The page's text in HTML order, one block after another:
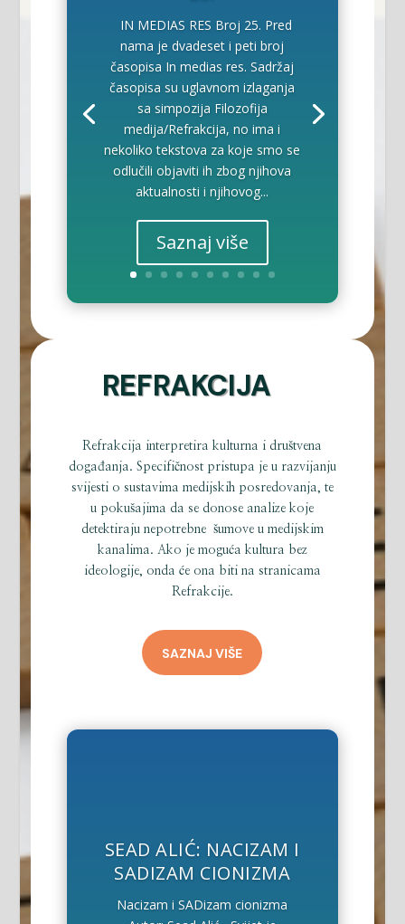
IN MEDIAS RES Broj 25. Pred
nama je dvadeset i peti broj
časopisa In medias res. Sadržaj
časopisa su uglavnom izlaganja
sa simpozija Filozofija
medija/Refrakcija, no ima i
nekoliko tekstova za koje smo se
odlučili objaviti ih zbog njihova
aktualnosti i njihovog...
Saznaj više
REFRAKCIJA
Refrakcija interpretira kulturna i društvena
događanja. Specifičnost pristupa je u razvijanju
svijesti o sustavima medijskih posredovanja, te
u pokušajima da se donose analize koje
detektiraju nepotrebne šumove u medijskim
kanalima. Ako je moguća kultura bez
ideologije, onda će ona biti na stranicama
Refrakcije.
SAZNAJ VIŠE
SEAD ALIĆ: NACIZAM I
SADIZAM CIONIZMA
Nacizam i SADizam cionizma